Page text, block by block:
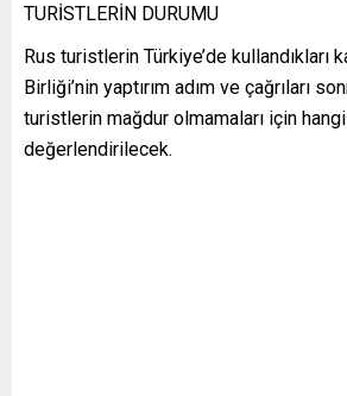
TURİSTLERİN DURUMU
Rus turistlerin Türkiye’de kullandıkları
Birliği’nin yaptırım adım ve çağrıları
turistlerin mağdur olmamaları için hangi
değerlendirilecek.